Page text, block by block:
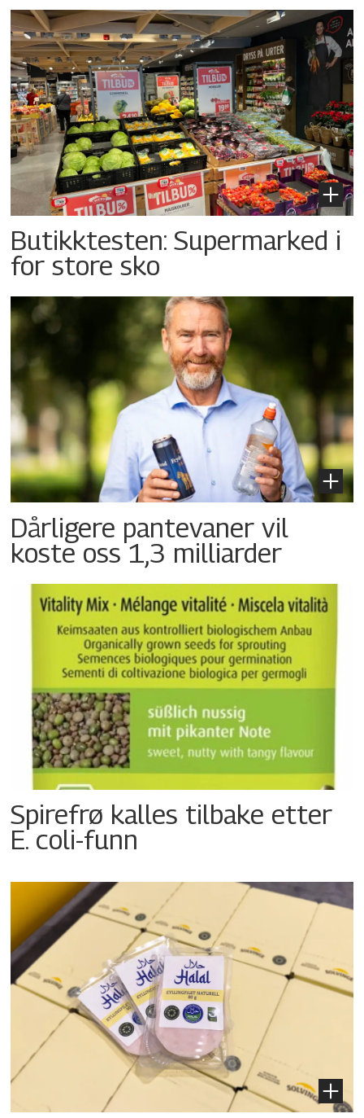
Butikktesten: Supermarked i
for store sko
Dårligere pantevaner vil
koste oss 1,3 milliarder
Spirefrø kalles tilbake etter
E. coli-funn